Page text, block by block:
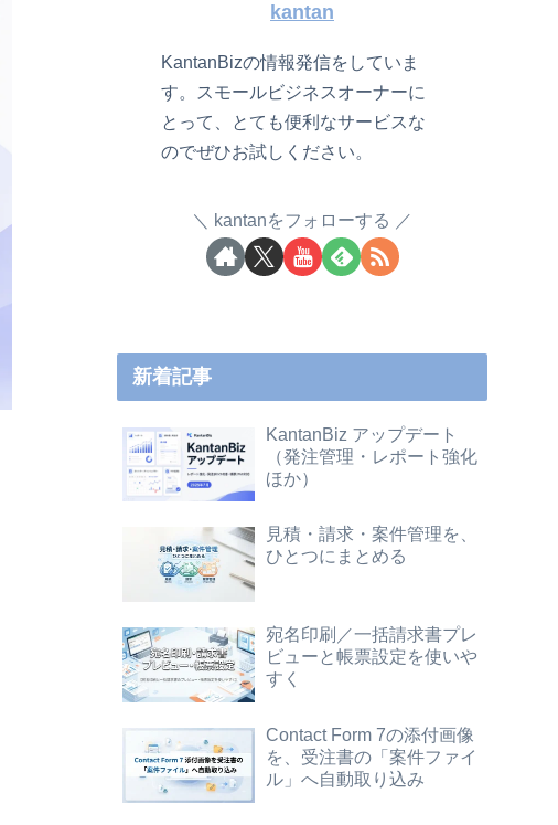
kantan
KantanBizの情報発信をしていま
す。スモールビジネスオーナーに
とって、とても便利なサービスな
のでぜひお試しください。
kantanをフォローする
新着記事
KantanBiz アップデート
（発注管理・レポート強化
ほか）
見積・請求・案件管理を、
ひとつにまとめる
宛名印刷／一括請求書プレ
ビューと帳票設定を使いや
すく
Contact Form 7の添付画像
を、受注書の「案件ファイ
ル」へ自動取り込み